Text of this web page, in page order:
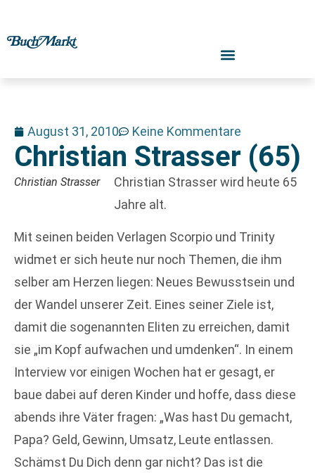
August 31, 2010 Keine Kommentare
Christian Strasser (65)
Christian Strasser
Christian Strasser wird heute 65
Jahre alt.
Mit seinen beiden Verlagen Scorpio und Trinity
widmet er sich heute nur noch Themen, die ihm
selber am Herzen liegen: Neues Bewusstsein und
der Wandel unserer Zeit. Eines seiner Ziele ist,
damit die sogenannten Eliten zu erreichen, damit
sie „im Kopf aufwachen und umdenken“. In einem
Interview vor einigen Wochen hat er gesagt, er
baue dabei auf deren Kinder und hoffe, dass diese
abends ihre Väter fragen: „Was hast Du gemacht,
Papa? Geld, Gewinn, Umsatz, Leute entlassen.
Schämst Du Dich denn gar nicht? Das ist die